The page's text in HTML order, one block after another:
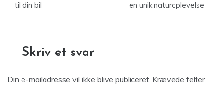
til din bil
en unik naturoplevelse
Skriv et svar
Din e-mailadresse vil ikke blive publiceret. Krævede felter